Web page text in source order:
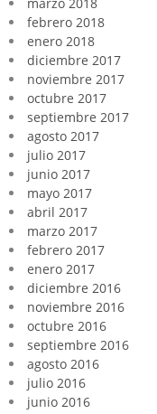
febrero 2018
enero 2018
diciembre 2017
noviembre 2017
octubre 2017
septiembre 2017
agosto 2017
julio 2017
junio 2017
mayo 2017
abril 2017
marzo 2017
febrero 2017
enero 2017
diciembre 2016
noviembre 2016
octubre 2016
septiembre 2016
agosto 2016
julio 2016
junio 2016